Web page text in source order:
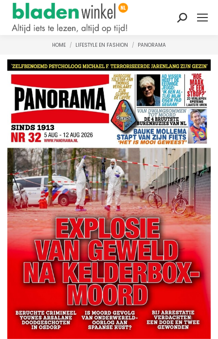
Zoeken:
Je bent hier:
HOME LIFESTYLE EN FASHION PANORAMA